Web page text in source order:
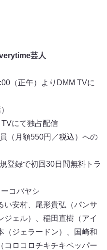
芸人
（正午）よりDMM TVに
にて独占配信
（月額550円／税込）への
登録で初回30日間無料トラ
コバヤシ
い安村、尾形貴弘（パンサ
ジェル）、稲⽥直樹（アイ
（ジェラードン）、国崎和
コロコロチキチキペッパー